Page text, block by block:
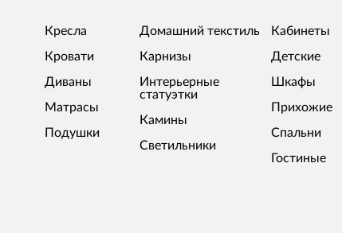
Кресла
Кровати
Диваны
Матрасы
Подушки
Домашний текстиль
Карнизы
Интерьерные
статуэтки
Камины
Светильники
Кабинеты
Детские
Шкафы
Прихожие
Спальни
Гостиные